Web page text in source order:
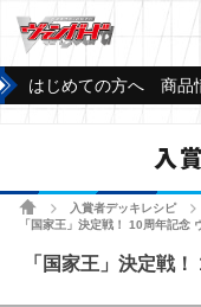
はじめての方へ 商品
入
ホーム 入賞者デッキレシピ
「国家王」決定戦！ 10周年記念
「国家王」決定戦